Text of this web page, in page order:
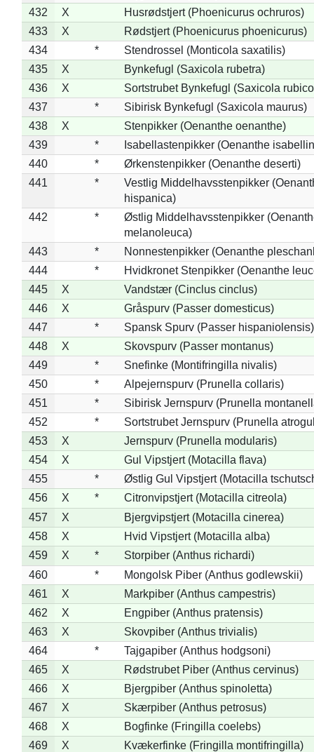
432
X
Husrødstjert (Phoenicurus ochruros)
433
X
Rødstjert (Phoenicurus phoenicurus)
434
*
Stendrossel (Monticola saxatilis)
435
X
Bynkefugl (Saxicola rubetra)
436
X
Sortstrubet Bynkefugl (Saxicola
437
*
Sibirisk Bynkefugl (Saxicola maurus)
438
X
Stenpikker (Oenanthe oenanthe)
439
*
Isabellastenpikker (Oenanthe
440
*
Ørkenstenpikker (Oenanthe deserti)
441
*
Vestlig Middelhavsstenpikker
hispanica)
442
*
Østlig Middelhavsstenpikker
melanoleuca)
443
*
Nonnestenpikker (Oenanthe
444
*
Hvidkronet Stenpikker (Oenanthe
445
X
Vandstær (Cinclus cinclus)
446
X
Gråspurv (Passer domesticus)
447
*
Spansk Spurv (Passer hispaniolensis)
448
X
Skovspurv (Passer montanus)
449
*
Snefinke (Montifringilla nivalis)
450
*
Alpejernspurv (Prunella collaris)
451
*
Sibirisk Jernspurv (Prunella
452
*
Sortstrubet Jernspurv (Prunella
453
X
Jernspurv (Prunella modularis)
454
X
Gul Vipstjert (Motacilla flava)
455
*
Østlig Gul Vipstjert (Motacilla
456
X *
Citronvipstjert (Motacilla citreola)
457
X
Bjergvipstjert (Motacilla cinerea)
458
X
Hvid Vipstjert (Motacilla alba)
459
X *
Storpiber (Anthus richardi)
460
*
Mongolsk Piber (Anthus godlewskii)
461
X
Markpiber (Anthus campestris)
462
X
Engpiber (Anthus pratensis)
463
X
Skovpiber (Anthus trivialis)
464
*
Tajgapiber (Anthus hodgsoni)
465
X
Rødstrubet Piber (Anthus cervinus)
466
X
Bjergpiber (Anthus spinoletta)
467
X
Skærpiber (Anthus petrosus)
468
X
Bogfinke (Fringilla coelebs)
469
X
Kvækerfinke (Fringilla montifringilla)